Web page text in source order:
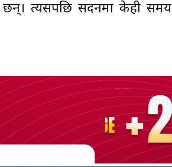
त्यसपछि सदनमा केही समय